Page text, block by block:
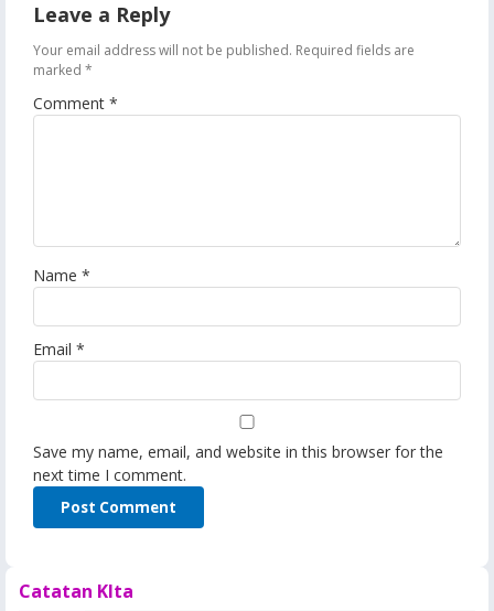
Leave a Reply
Your email address will not be published. Required fields are
marked *
Comment *
Name *
Email *
Save my name, email, and website in this browser for the
next time I comment.
Catatan KIta